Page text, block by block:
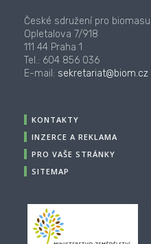
České sdružení pro biomasu
Opletalova 7/918
111 44 Praha 1
Tel.: 604 856 036
E-mail: sekretariat@biom.cz
KONTAKTY
INZERCE A REKLAMA
PRO VAŠE STRÁNKY
SITEMAP